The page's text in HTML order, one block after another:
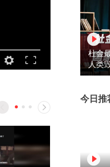
杜金
人类
今日推